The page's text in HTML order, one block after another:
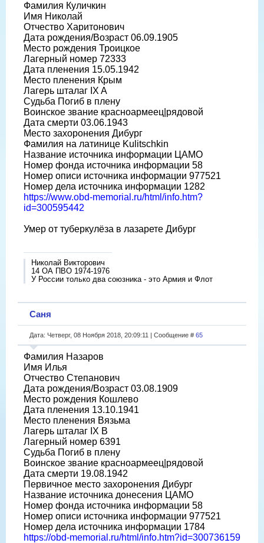
Фамилия Куличкин
Имя Николай
Отчество Харитонович
Дата рождения/Возраст 06.09.1905
Место рождения Троицкое
Лагерный номер 72333
Дата пленения 15.05.1942
Место пленения Крым
Лагерь шталаг IX A
Судьба Погиб в плену
Воинское звание красноармеец|рядовой
Дата смерти 03.06.1943
Место захоронения Дибург
Фамилия на латинице Kulitschkin
Название источника информации ЦАМО
Номер фонда источника информации 58
Номер описи источника информации 977521
Номер дела источника информации 1282
https://www.obd-memorial.ru/html/info.htm?
id=300595442
Умер от туберкулёза в лазарете Дибург
Николай Викторович
14 ОА ПВО 1974-1976
У России только два союзника - это Армия и Флот
Саня
Дата: Четверг, 08 Ноября 2018, 20:09:11 | Сообщение # 65
Фамилия Назаров
Имя Илья
Отчество Степанович
Дата рождения/Возраст 03.08.1909
Место рождения Кошлево
Дата пленения 13.10.1941
Место пленения Вязьма
Лагерь шталаг IX B
Лагерный номер 6391
Судьба Погиб в плену
Воинское звание красноармеец|рядовой
Дата смерти 19.08.1942
Первичное место захоронения Дибург
Название источника донесения ЦАМО
Номер фонда источника информации 58
Номер описи источника информации 977521
Номер дела источника информации 1784
https://obd-memorial.ru/html/info.htm?id=300736159